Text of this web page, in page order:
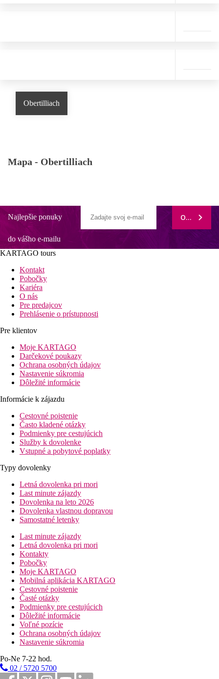
Obertilliach
Mapa - Obertilliach
Najlepšie ponuky
do vášho e-mailu
ODOBERAŤ
KARTAGO tours
Kontakt
Pobočky
Kariéra
O nás
Pre predajcov
Prehlásenie o prístupnosti
Pre klientov
Moje KARTAGO
Darčekové poukazy
Ochrana osobných údajov
Nastavenie súkromia
Dôležité informácie
Informácie k zájazdu
Cestovné poistenie
Často kladené otázky
Podmienky pre cestujúcich
Služby k dovolenke
Vstupné a pobytové poplatky
Typy dovolenky
Letná dovolenka pri mori
Last minute zájazdy
Dovolenka na leto 2026
Dovolenka vlastnou dopravou
Samostatné letenky
Last minute zájazdy
Letná dovolenka pri mori
Kontakty
Pobočky
Moje KARTAGO
Mobilná aplikácia KARTAGO
Cestovné poistenie
Časté otázky
Podmienky pre cestujúcich
Dôležité informácie
Voľné pozície
Ochrana osobných údajov
Nastavenie súkromia
Po-Ne 7-22 hod.
02 / 5720 5700